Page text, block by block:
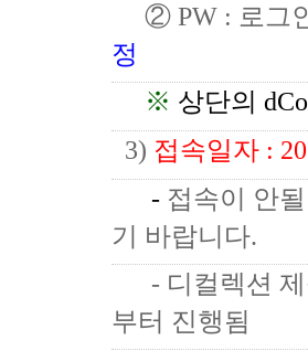
② PW : 로그
정
※ 상단의
3) 접속일자 :
- 접속이 안
기 바랍니다.
- 디컬렉션 제
부터 진행됨